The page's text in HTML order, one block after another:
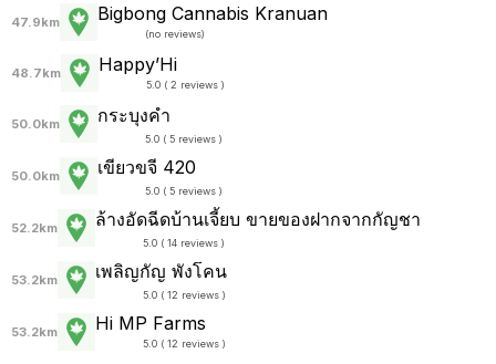
47.9km Bigbong Cannabis Kranuan
(no reviews)
48.7km Happy’Hi
5.0 ( 2 reviews )
50.0km กระบุงคำ
5.0 ( 5 reviews )
50.0km เขียวขจี 420
5.0 ( 5 reviews )
52.2km ล้างอัดฉีดบ้านเจี้ยบ ขายของฝากจากกัญชา
5.0 ( 14 reviews )
53.2km เพลิญกัญ พังโคน
5.0 ( 12 reviews )
53.2km Hi MP Farms
5.0 ( 12 reviews )